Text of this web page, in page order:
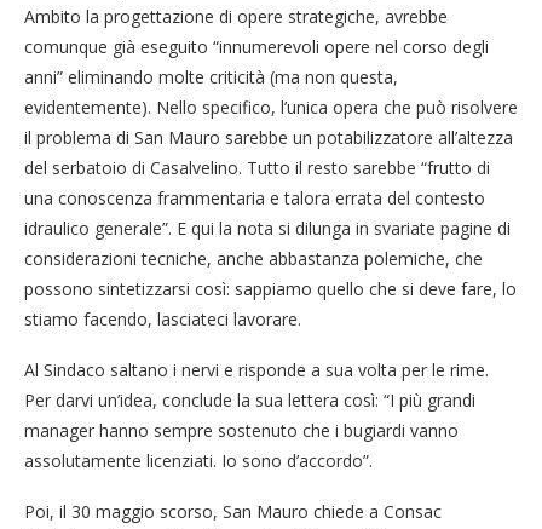
Ambito la progettazione di opere strategiche, avrebbe
comunque già eseguito “innumerevoli opere nel corso degli
anni” eliminando molte criticità (ma non questa,
evidentemente). Nello specifico, l’unica opera che può risolvere
il problema di San Mauro sarebbe un potabilizzatore all’altezza
del serbatoio di Casalvelino. Tutto il resto sarebbe “frutto di
una conoscenza frammentaria e talora errata del contesto
idraulico generale”. E qui la nota si dilunga in svariate pagine di
considerazioni tecniche, anche abbastanza polemiche, che
possono sintetizzarsi così: sappiamo quello che si deve fare, lo
stiamo facendo, lasciateci lavorare.
Al Sindaco saltano i nervi e risponde a sua volta per le rime.
Per darvi un’idea, conclude la sua lettera così: “I più grandi
manager hanno sempre sostenuto che i bugiardi vanno
assolutamente licenziati. Io sono d’accordo”.
Poi, il 30 maggio scorso, San Mauro chiede a Consac